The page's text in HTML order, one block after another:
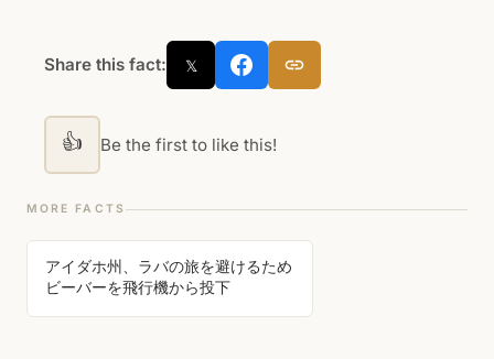
Share this fact: 𝕏
👍 Be the first to like this!
MORE FACTS
アイダホ州、ラバの旅を避けるため
ビーバーを飛行機から投下